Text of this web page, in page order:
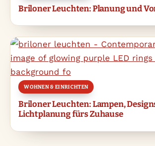
Briloner Leuchten: Planung und
WOHNEN & EINRICHTEN
Briloner Leuchten: Lampen,
Lichtplanung fürs Zuhause